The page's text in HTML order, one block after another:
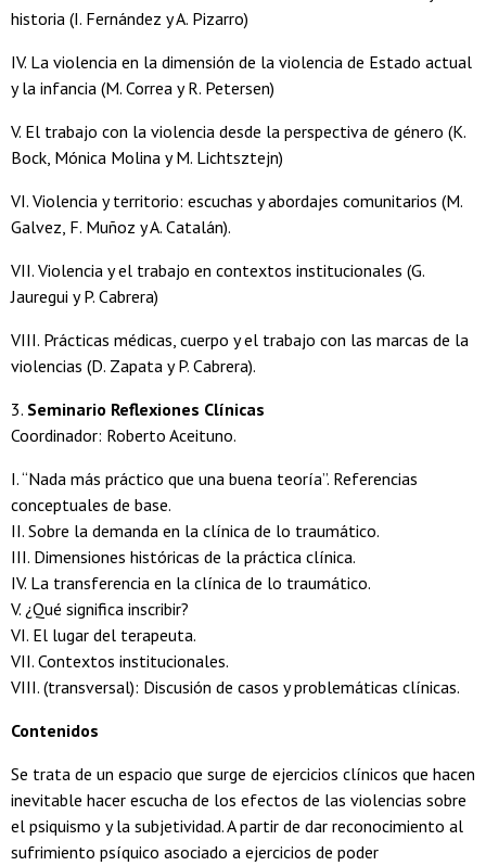
historia (I. Fernández y A. Pizarro)
IV. La violencia en la dimensión de la violencia de Estado actual
y la infancia (M. Correa y R. Petersen)
V. El trabajo con la violencia desde la perspectiva de género (K.
Bock, Mónica Molina y M. Lichtsztejn)
VI. Violencia y territorio: escuchas y abordajes comunitarios (M.
Galvez, F. Muñoz y A. Catalán).
VII. Violencia y el trabajo en contextos institucionales (G.
Jauregui y P. Cabrera)
VIII. Prácticas médicas, cuerpo y el trabajo con las marcas de la
violencias (D. Zapata y P. Cabrera).
3. Seminario Reflexiones Clínicas
Coordinador: Roberto Aceituno.
I. “Nada más práctico que una buena teoría”. Referencias
conceptuales de base.
II. Sobre la demanda en la clínica de lo traumático.
III. Dimensiones históricas de la práctica clínica.
IV. La transferencia en la clínica de lo traumático.
V. ¿Qué significa inscribir?
VI. El lugar del terapeuta.
VII. Contextos institucionales.
VIII. (transversal): Discusión de casos y problemáticas clínicas.
Contenidos
Se trata de un espacio que surge de ejercicios clínicos que hacen
inevitable hacer escucha de los efectos de las violencias sobre
el psiquismo y la subjetividad. A partir de dar reconocimiento al
sufrimiento psíquico asociado a ejercicios de poder